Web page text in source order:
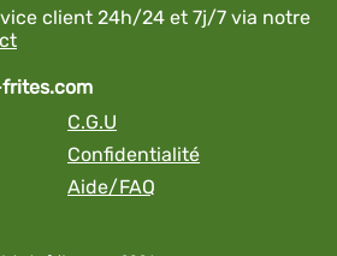
client 24h/24 et 7j/7 via notre
C.G.U
Confidentialité
Aide/FAQ